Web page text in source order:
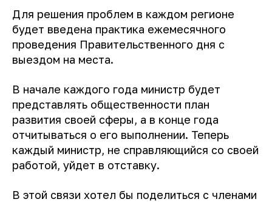
Для решения проблем в каждом регионе
будет введена практика ежемесячного
проведения Правительственного дня с
выездом на места.
В начале каждого года министр будет
представлять общественности план
развития своей сферы, а в конце года
отчитываться о его выполнении. Теперь
каждый министр, не справляющийся со своей
работой, уйдет в отставку.
В этой связи хотел бы поделиться с членами